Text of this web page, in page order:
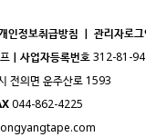
인정보취급방침 ｜ 관리자로그
｜ 사업자등록번호312-81-
전의면 운주산로 1593
044-862-4225